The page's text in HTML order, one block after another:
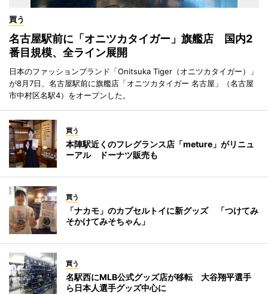
買う
名古屋駅前に「オニツカタイガー」旗艦店 国内2
番目規模、全ライン展開
日本のファッションブランド「Onitsuka Tiger（オニツカタイガー）」
が8月7日、名古屋駅前に旗艦店「オニツカタイガー 名古屋」（名古屋
市中村区名駅4）をオープンした。
買う
本陣駅近くのフレグランス店「meture」がリニュ
ーアル ドーナツ販売も
買う
「ナカモ」のカプセルトイに新グッズ 「つけてみ
そかけてみそちゃん」
買う
名駅西にMLB公式グッズ店が移転 大谷翔平選手
ら日本人選手グッズ中心に